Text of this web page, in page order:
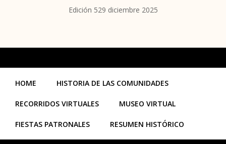
Edición 529 diciembre 2025
HOME HISTORIA DE LAS COMUNIDADES
RECORRIDOS VIRTUALES MUSEO VIRTUAL
FIESTAS PATRONALES RESUMEN HISTÓRICO